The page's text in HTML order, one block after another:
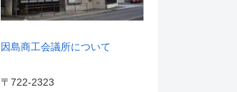
因島商工会議所について
〒722-2323